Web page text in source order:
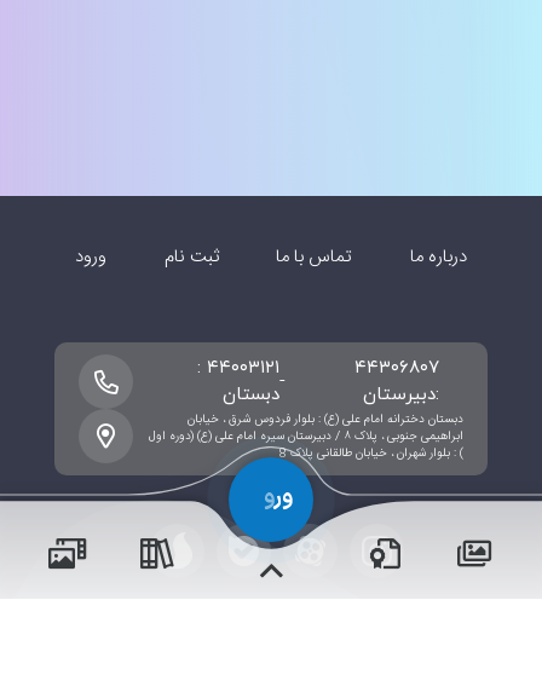
درباره ما تماس با ما ثبت نام ورود
دبستان دخترانه امام علی (ع) : بلوار فردوس شرق ، خیابان
ابراهیمی جنوبی ، پلاک ۸ / دبیرستان سیره امام علی (ع) (دوره اول
) : بلوار شهران ، خیابان طالقانی پلاک 8
۴۴۳۰۶۸۰۷
:دبیرستان
-
۴۴۰۰۳۱۲۱ :
دبستان